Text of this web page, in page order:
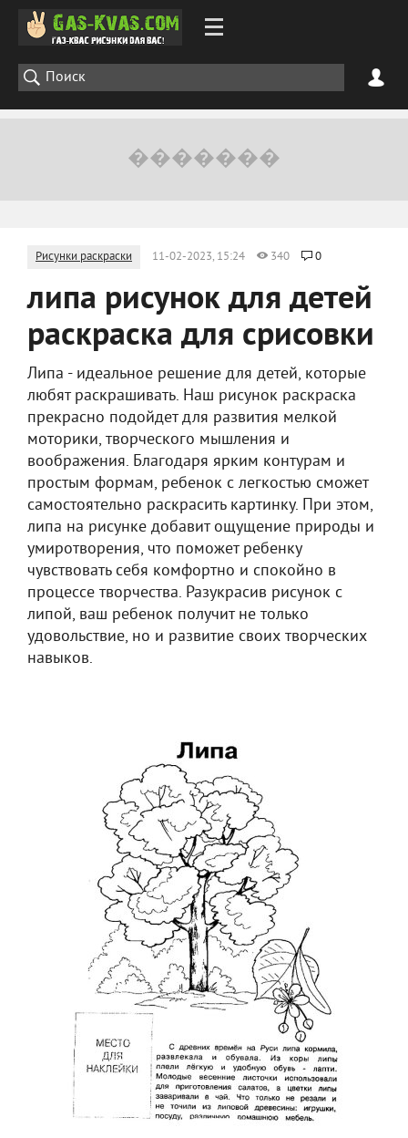
Рисунки раскраски 11-02-2023, 15:24 340 0
липа рисунок для детей
раскраска для срисовки
Липа - идеальное решение для детей, которые
любят раскрашивать. Наш рисунок раскраска
прекрасно подойдет для развития мелкой
моторики, творческого мышления и
воображения. Благодаря ярким контурам и
простым формам, ребенок с легкостью сможет
самостоятельно раскрасить картинку. При этом,
липа на рисунке добавит ощущение природы и
умиротворения, что поможет ребенку
чувствовать себя комфортно и спокойно в
процессе творчества. Разукрасив рисунок с
липой, ваш ребенок получит не только
удовольствие, но и развитие своих творческих
навыков.